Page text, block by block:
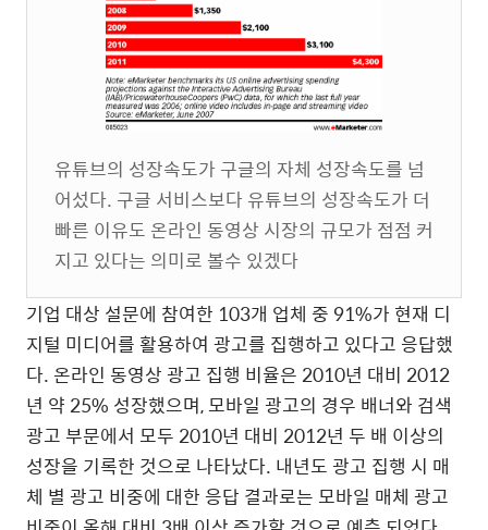
유튜브의 성장속도가 구글의 자체 성장속도를 넘
어섰다. 구글 서비스보다 유튜브의 성장속도가 더
빠른 이유도 온라인 동영상 시장의 규모가 점점 커
지고 있다는 의미로 볼수 있겠다
기업 대상 설문에 참여한 103개 업체 중 91%가 현재 디
지털 미디어를 활용하여 광고를 집행하고 있다고 응답했
다. 온라인 동영상 광고 집행 비율은 2010년 대비 2012
년 약 25% 성장했으며, 모바일 광고의 경우 배너와 검색
광고 부문에서 모두 2010년 대비 2012년 두 배 이상의
성장을 기록한 것으로 나타났다. 내년도 광고 집행 시 매
체 별 광고 비중에 대한 응답 결과로는 모바일 매체 광고